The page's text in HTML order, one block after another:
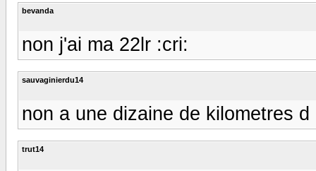
bevanda
non j'ai ma 22lr :cri:
sauvaginierdu14
non a une dizaine de kilometres
trut14